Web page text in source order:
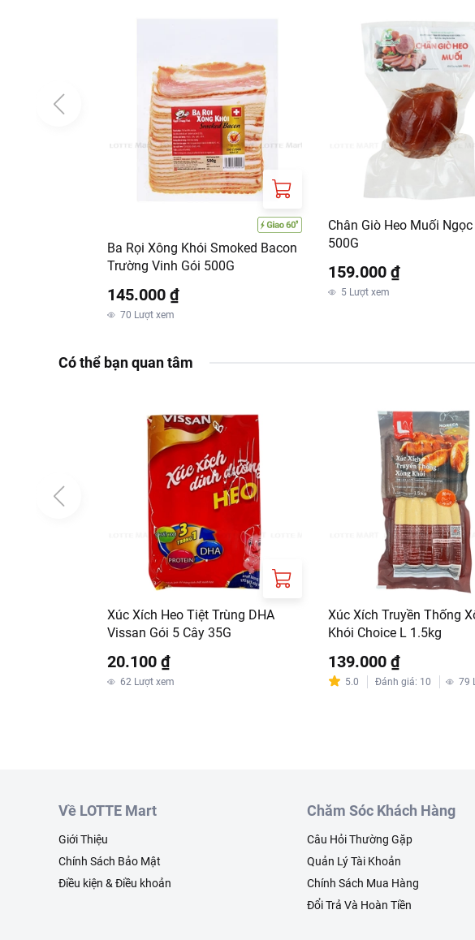
Thành phần: Được chế biến từ nguyên
Hướng dẫn sử dụng: Sản phẩm đã
dùng để chế biến nhiều món ăn ngon
Bảo quản: Phải giữ nguyên túi dán kín
quản trong ngăn đá tủ lạnh.
Thông tin từ LOTTE MART:
Đơn giá sản phẩm chưa gồm phí giao
chính sách tại:https://
Ba Rọi Xông Khói Smoked Bacon
Trường Vinh Gói 500G
145.000 ₫
70 Lượt xem
Chân Giò Heo Muối
500G
159.000 ₫
5 Lượt xem
Có thể bạn quan tâm
Xúc Xích Heo Tiệt Trùng DHA
Vissan Gói 5 Cây 35G
20.100 ₫
62 Lượt xem
Xúc Xích Truyền Thống
Khói Choice L 1.5kg
139.000 ₫
5.0 Đánh giá: 10 79
Về LOTTE Mart
Giới Thiệu
Chính Sách Bảo Mật
Điều kiện & Điều khoản
Chăm Sóc Khách Hàng
Câu Hỏi Thường Gặp
Quản Lý Tài Khoản
Chính Sách Mua Hàng
Đổi Trả Và Hoàn Tiền